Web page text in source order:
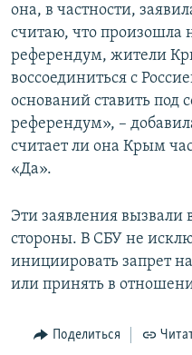
она, в частности,
считаю, что произошла
референдум, жители
воссоединиться с
оснований ставить под
референдум», –
считает ли она Крым
«Да».
Эти заявления
стороны. В СБУ не
инициировать запрет
или принять в
Поделиться